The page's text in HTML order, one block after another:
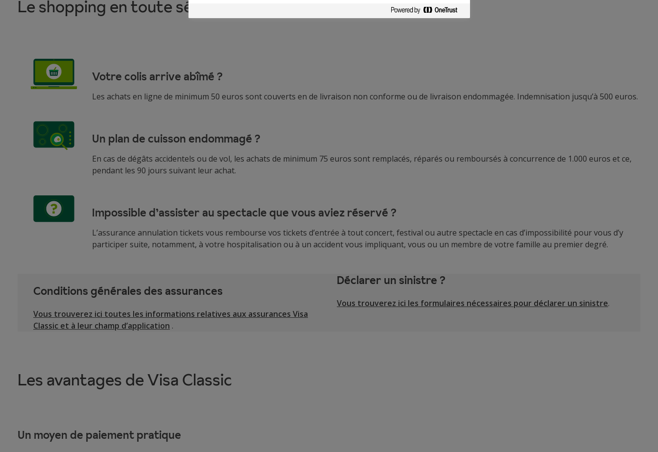
Le shopping en toute sérénité : les garanties de Visa Classic
Votre colis arrive abîmé ?
Les achats en ligne de minimum 50 euros sont couverts en de livraison non conforme ou de livraison endommagée. Indemnisation jusqu’à 500 euros.
Un plan de cuisson endommagé ?
En cas de dégâts accidentels ou de vol, les achats de minimum 75 euros sont remplacés, réparés ou remboursés à concurrence de 1.000 euros et ce,
pendant les 90 jours suivant leur achat.
Impossible d’assister au spectacle que vous aviez réservé ?
L’assurance annulation tickets vous rembourse vos tickets d’entrée à tout concert, festival ou autre spectacle en cas d’impossibilité pour vous d’y
participer suite, notamment, à votre hospitalisation ou à un accident vous impliquant, vous ou un membre de votre famille au premier degré.
Conditions générales des assurances
Vous trouverez ici toutes les informations relatives aux assurances Visa
Classic et à leur champ d’application .
Déclarer un sinistre ?
Vous trouverez ici les formulaires nécessaires pour déclarer un sinistre.
Les avantages de Visa Classic
Un moyen de paiement pratique